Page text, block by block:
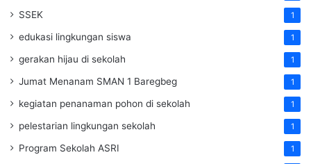
SSEK 1
edukasi lingkungan siswa 1
gerakan hijau di sekolah 1
Jumat Menanam SMAN 1 Baregbeg 1
kegiatan penanaman pohon di sekolah 1
pelestarian lingkungan sekolah 1
Program Sekolah ASRI 1